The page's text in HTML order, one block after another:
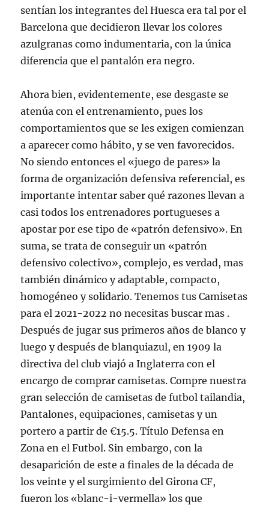
sentían los integrantes del Huesca era tal por el
Barcelona que decidieron llevar los colores
azulgranas como indumentaria, con la única
diferencia que el pantalón era negro.
Ahora bien, evidentemente, ese desgaste se
atenúa con el entrenamiento, pues los
comportamientos que se les exigen comienzan
a aparecer como hábito, y se ven favorecidos.
No siendo entonces el «juego de pares» la
forma de organización defensiva referencial, es
importante intentar saber qué razones llevan a
casi todos los entrenadores portugueses a
apostar por ese tipo de «patrón defensivo». En
suma, se trata de conseguir un «patrón
defensivo colectivo», complejo, es verdad, mas
también dinámico y adaptable, compacto,
homogéneo y solidario. Tenemos tus Camisetas
para el 2021-2022 no necesitas buscar mas .
Después de jugar sus primeros años de blanco y
luego y después de blanquiazul, en 1909 la
directiva del club viajó a Inglaterra con el
encargo de comprar camisetas. Compre nuestra
gran selección de camisetas de futbol tailandia,
Pantalones, equipaciones, camisetas y un
portero a partir de €15.5. Título Defensa en
Zona en el Futbol. Sin embargo, con la
desaparición de este a finales de la década de
los veinte y el surgimiento del Girona CF,
fueron los «blanc-i-vermella» los que